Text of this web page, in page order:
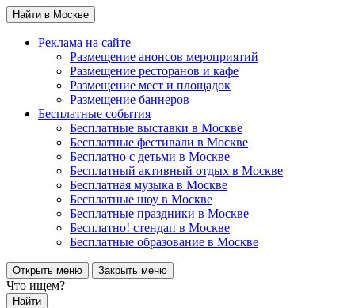
Найти в Москве
Реклама на сайте
Размещение анонсов мероприятий
Размещение ресторанов и кафе
Размещение мест и площадок
Размещение баннеров
Бесплатные события
Бесплатные выставки в Москве
Бесплатные фестивали в Москве
Бесплатно с детьми в Москве
Бесплатный активный отдых в Москве
Бесплатная музыка в Москве
Бесплатные шоу в Москве
Бесплатные праздники в Москве
Бесплатно! стендап в Москве
Бесплатные образование в Москве
Открыть меню Закрыть меню
Что ищем?
Найти